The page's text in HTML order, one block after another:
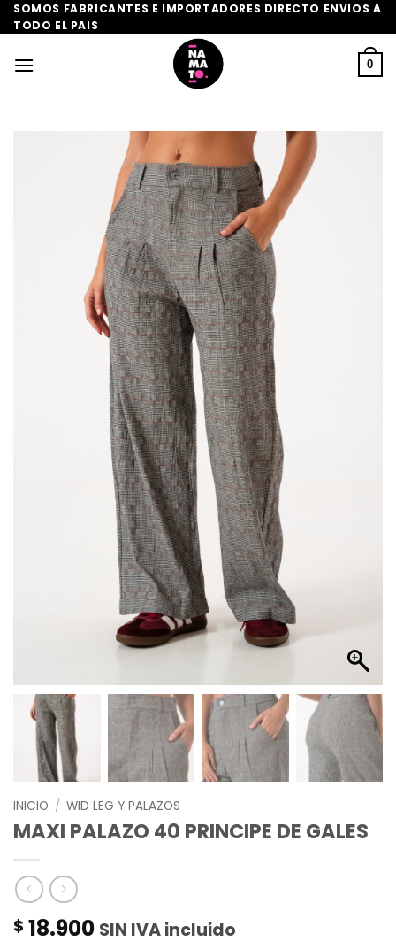
Saltar
al
contenido
SOMOS FABRICANTES E IMPORTADORES DIRECTO ENVIOS A
TODO EL PAIS
0
INICIO / WID LEG Y PALAZOS
MAXI PALAZO 40 PRINCIPE DE GALES
$ 18.900 SIN IVA incluido